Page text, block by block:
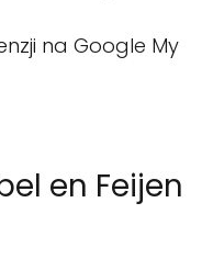
na Google My
en Feijen